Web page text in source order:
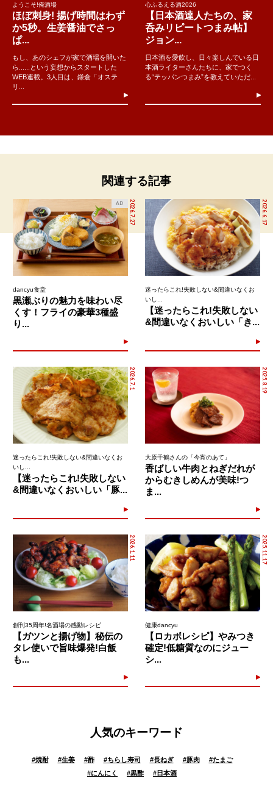
ようこそ!俺酒場
ほぼ刺身! 揚げ時間はわず
か5秒。生姜醤油でさっ
ぱ...
もし、あのシェフが家で酒場を開いた
ら......という妄想からスタートした
WEB連載。3人目は、鎌倉「オステ
リ...
心ふるえる酒2026
【日本酒達人たちの、家
呑みリピートつまみ帖】
ジョン...
日本酒を愛飲し、日々楽しんでいる日
本酒ライターさんたちに、家でつく
る“テッパンつまみ”を教えていただ...
関連する記事
2026.7.27
AD
dancyu食堂
黒瀬ぶりの魅力を味わい尽
くす！フライの豪華3種盛
り...
2026.6.17
迷ったらこれ!失敗しない&間違いなくお
いし...
【迷ったらこれ!失敗しない
&間違いなくおいしい「き...
2026.7.1
迷ったらこれ!失敗しない&間違いなくお
いし...
【迷ったらこれ!失敗しない
&間違いなくおいしい「豚...
2025.8.19
大原千鶴さんの「今宵のあて」
香ばしい牛肉とねぎだれが
からむきしめんが美味!つ
ま...
2026.1.11
創刊35周年!名酒場の感動レシピ
【ガツンと揚げ物】秘伝の
タレ使いで旨味爆発!白飯
も...
2025.11.17
健康dancyu
【ロカボレシピ】やみつき
確定!低糖質なのにジュー
シ...
人気のキーワード
#焼酎 #生姜 #酢 #ちらし寿司 #長ねぎ #豚肉 #たまご
#にんにく #黒酢 #日本酒